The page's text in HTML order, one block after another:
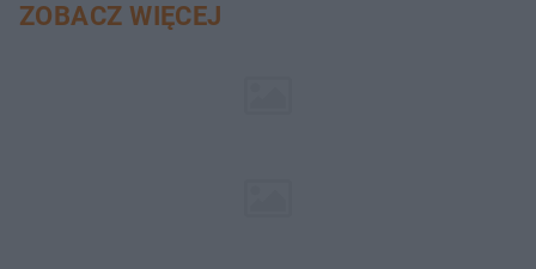
ZOBACZ WIĘCEJ